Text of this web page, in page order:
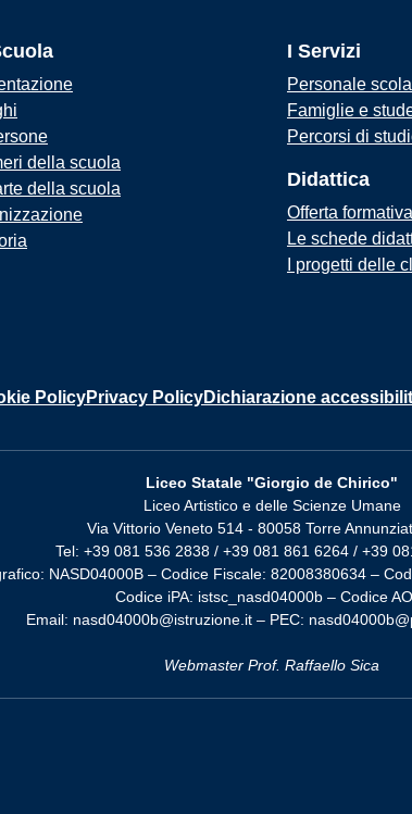
della scuola
della scuola
I Servizi
Personale
Famiglie e
Percorsi di
Didattica
Offerta formativa
Le schede
I progetti delle
PolicyPrivacy PolicyDichiarazione
Liceo Statale "Giorgio de Chirico"
Liceo Artistico e delle Scienze Umane
Via Vittorio Veneto 514 - 80058 Torre
Tel: +39 081 536 2838 / +39 081 861 6264 / +39
NASD04000B – Codice Fiscale: 82008380634 –
Codice iPA: istsc_nasd04000b – Codice
Email: nasd04000b@istruzione.it – PEC:
Webmaster Prof. Raffaello Sica